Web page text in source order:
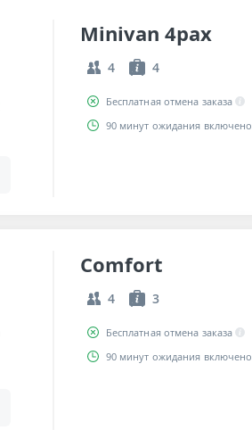
Minivan 4pax
4 4
Бесплатная отмена заказа
90 минут ожидания включено
Comfort
4 3
Бесплатная отмена заказа
90 минут ожидания включено